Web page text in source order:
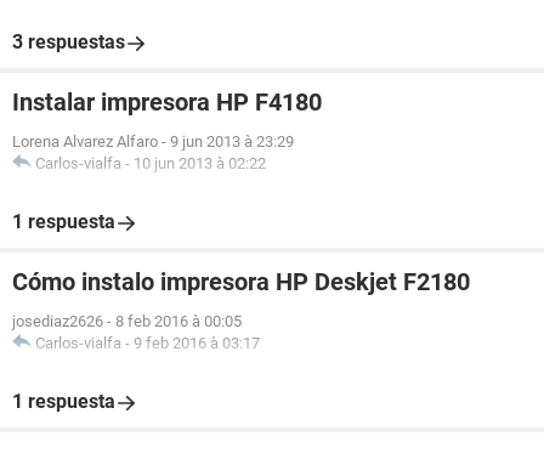
3 respuestas
Instalar impresora HP F4180
Lorena Alvarez Alfaro - 9 jun 2013 à 23:29
Carlos-vialfa - 10 jun 2013 à 02:22
1 respuesta
Cómo instalo impresora HP Deskjet F2180
josediaz2626 - 8 feb 2016 à 00:05
Carlos-vialfa - 9 feb 2016 à 03:17
1 respuesta